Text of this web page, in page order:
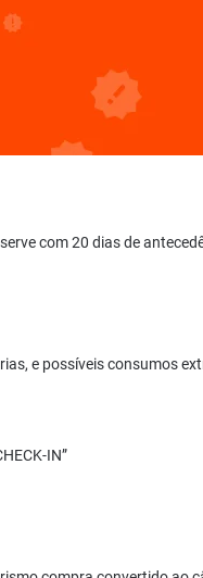
com 20 dias de
e possíveis consumos
IN”